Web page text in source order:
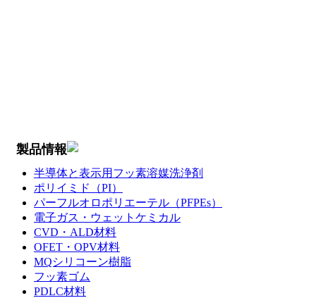
製品情報
半導体と表示用フッ素溶媒洗浄剤
ポリイミド（PI）
パーフルオロポリエーテル（PFPEs）
電子ガス・ウェットケミカル
CVD・ALD材料
OFET・OPV材料
MQシリコーン樹脂
フッ素ゴム
PDLC材料